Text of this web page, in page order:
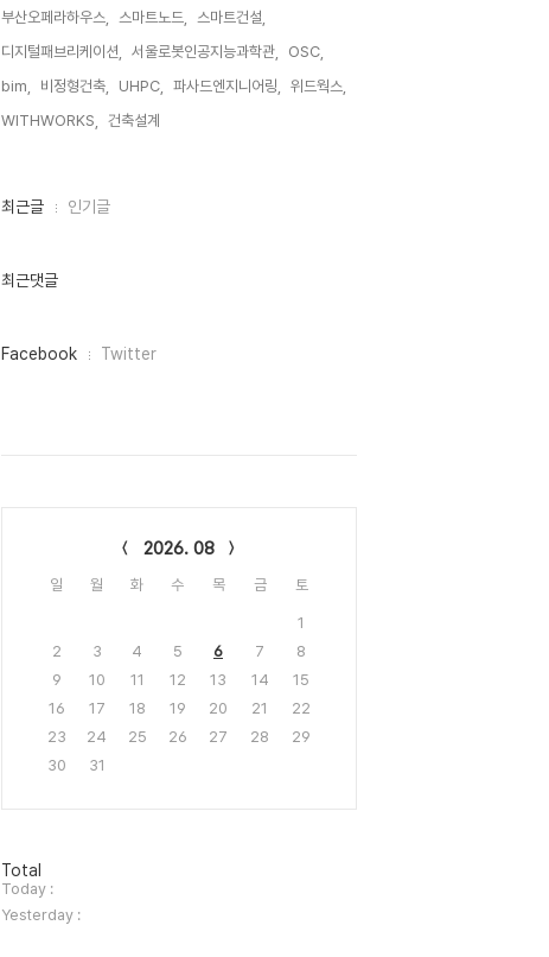
부산오페라하우스,
스마트노드,
스마트건설,
디지털패브리케이션,
서울로봇인공지능과학관,
OSC,
bim,
비정형건축, UHPC, 파사드엔지니어링,
위드웍스,
WITHWORKS,
건축설계,
최
인
최근글 인기글
최근댓글
페
Facebook Twitter
2026. 08
일 월 화 수 목 금 토
1
2
3 4 5 6 7
8
9
10 11 12 13 14
15
16
17 18 19 20 21
22
23
24 25 26 27 28
29
30
31
방
문
자
수
Total
Today :
Yesterday :